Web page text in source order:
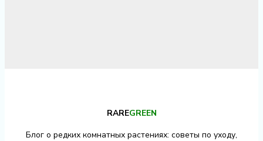
RAREGREEN
Блог о редких комнатных растениях: советы по уходу,